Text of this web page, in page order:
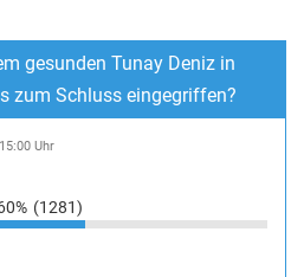
gesunden Tunay Deniz in
zum Schluss eingegriffen?
Uhr
(1281)